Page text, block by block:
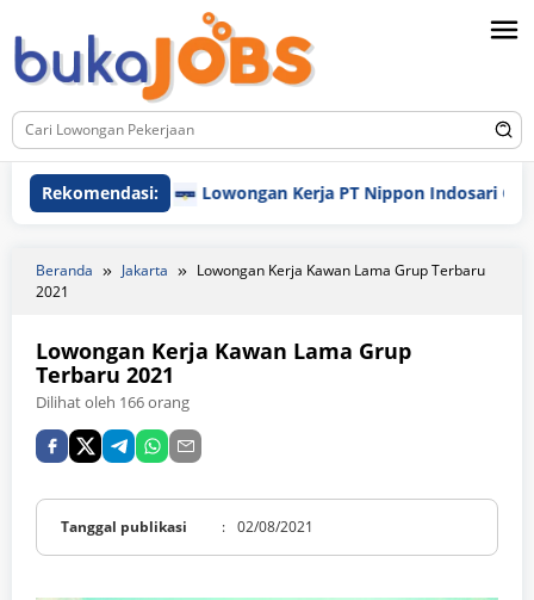
ke
konten
Rekomendasi: Lowongan Kerja PT Nippon Indosari
Beranda Jakarta
Lowongan Kerja Kawan Lama Grup Terbaru
2021
Lowongan Kerja Kawan Lama Grup
Terbaru 2021
Dilihat oleh 166 orang
Tanggal publikasi : 02/08/2021